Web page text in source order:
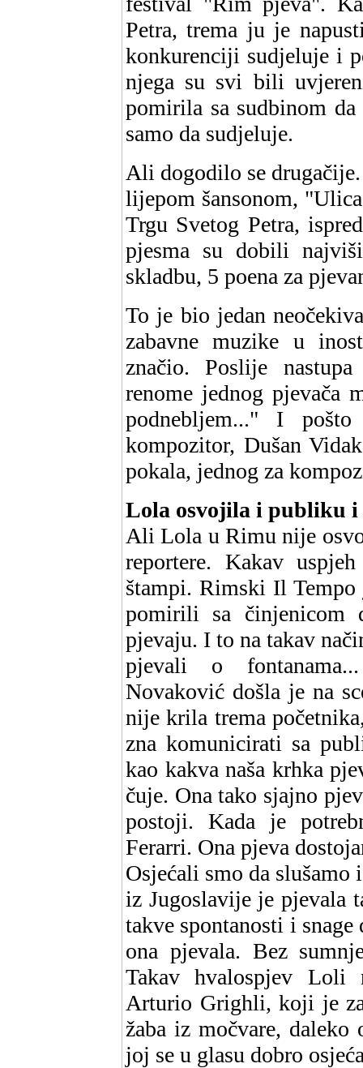
Petra, trema ju je
konkurenciji sudjeluje i
njega su svi bili
pomirila sa sudbinom
samo da sudjeluje.
Ali dogodilo se
lijepom šansonom,
Trgu Svetog Petra,
pjesma su dobili
skladbu, 5 poena za
To je bio jedan
zabavne muzike u
značio. Poslije
renome jednog pjevača
podnebljem..." I
kompozitor, Dušan
pokala, jednog za
Lola osvojila i publiku i
Ali Lola u Rimu nije
reportere. Kakav
štampi. Rimski Il
pomirili sa činjenicom
pjevaju. I to na takav
pjevali o
Novaković došla je na
nije krila trema
zna komunicirati sa
kao kakva naša krhka
čuje. Ona tako sjajno
postoji. Kada je
Ferarri. Ona pjeva
Osjećali smo da
iz Jugoslavije je pjevala
takve spontanosti i
ona pjevala. Bez
Takav hvalospjev Loli
Arturio Grighli, koji je
žaba iz močvare,
joj se u glasu dobro